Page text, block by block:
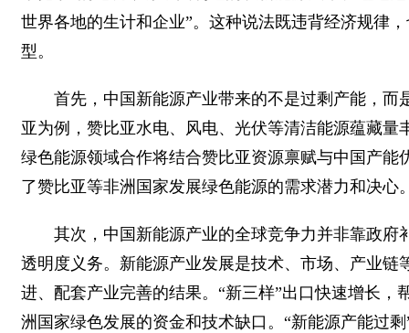
世界各地的生计和企业”。这种说法既违背经济规律
型。
首先，中国新能源产业带来的不是过剩产能，
亚为例，赞比亚水电、风电、光伏等清洁能源蕴藏
绿色能源领域合作将结合赞比亚资源禀赋与中国产
了赞比亚等非洲国家发展绿色能源的需求潜力和决心
其次，中国新能源产业的全球竞争力并非靠政
透明度义务。新能源产业发展是技术、市场、产业
进、配套产业完善的结果。“新三样”出口快速增长
洲国家绿色发展的资金和技术缺口。“新能源产能过